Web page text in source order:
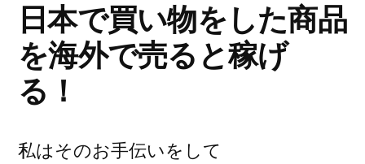
日本で買い物をした商品
を海外で売ると稼げ
る！
私はそのお手伝いをして